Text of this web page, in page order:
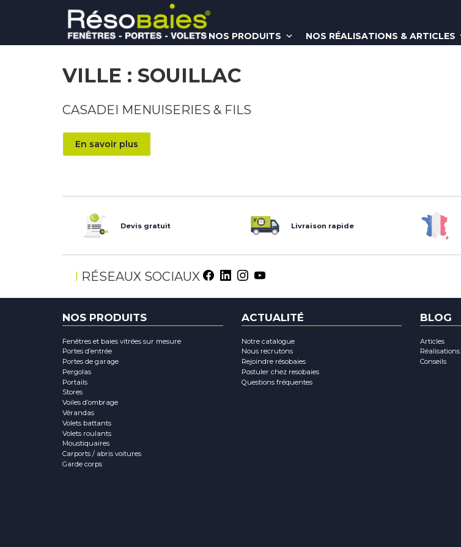
NOS PRODUITS NOS RÉALISATIONS & ARTICLES
VILLE : SOUILLAC
CASADEI MENUISERIES & FILS
En savoir plus
Devis gratuit Livraison rapide
RÉSEAUX SOCIAUX Facebook
LinkedIn
Instagram
Youtube
NOS PRODUITS
Fenêtres et baies vitrées sur mesure
Portes d’entrée
Portes de garage
Pergolas
Portails
Stores
Voiles d’ombrage
Vérandas
Volets battants
Volets roulants
Moustiquaires
Carports / abris voitures
Garde corps
ACTUALITÉ
Notre catalogue
Nous recrutons
Rejoindre résobaies
Postuler chez resobaies
Questions fréquentes
BLOG
Articles
Réalisations
Conseils